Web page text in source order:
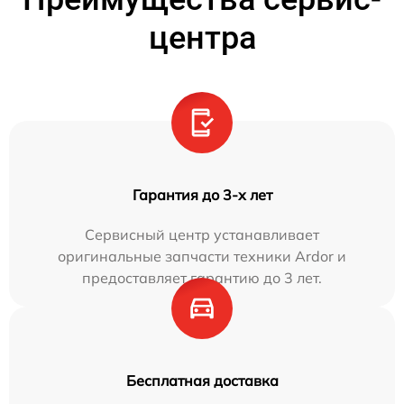
центра
Гарантия до 3-х лет
Сервисный центр устанавливает
оригинальные запчасти техники Ardor и
предоставляет гарантию до 3 лет.
Бесплатная доставка